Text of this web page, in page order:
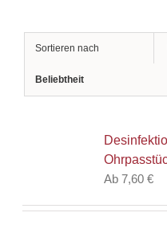
Sortieren nach
Beliebtheit
Ab 7,60€